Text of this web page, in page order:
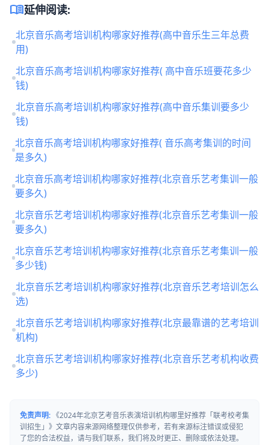
menu_book延伸阅读:
北京音乐高考培训机构哪家好推荐(高中音乐生三年总费
用)
北京音乐高考培训机构哪家好推荐( 高中音乐班要花多少
钱)
北京音乐高考培训机构哪家好推荐(高中音乐集训要多少
钱)
北京音乐高考培训机构哪家好推荐( 音乐高考集训的时间
是多久)
北京音乐高考培训机构哪家好推荐(北京音乐艺考集训一般
要多久)
北京音乐艺考培训机构哪家好推荐(北京音乐艺考集训一般
要多久)
北京音乐艺考培训机构哪家好推荐(北京音乐艺考集训一般
多少钱)
北京音乐艺考培训机构哪家好推荐(北京音乐艺考培训怎么
选)
北京音乐艺考培训机构哪家好推荐(北京最靠谱的艺考培训
机构)
北京音乐艺考培训机构哪家好推荐(北京音乐艺考机构收费
多少)
免责声明: 《2024年北京艺考音乐表演培训机构哪里好推荐「联考校考集
训招生」》文章内容来源网络整理仅供参考，若有来源标注错误或侵犯
了您的合法权益，请与我们联系，我们将及时更正、删除或依法处理。